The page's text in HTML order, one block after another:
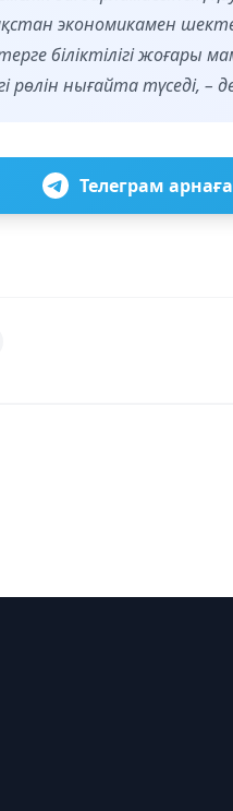
экономикамен
біліктілігі жоғары
рөлін нығайта түседі, –
Телеграм